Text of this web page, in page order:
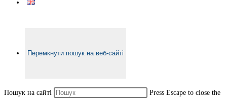
Перемкнути пошук на веб-сайті
Пошук на сайті
Press Escape to close the